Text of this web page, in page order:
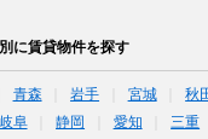
に賃貸物件を探す
青森 岩手 宮城 秋
岐阜 静岡 愛知 三重